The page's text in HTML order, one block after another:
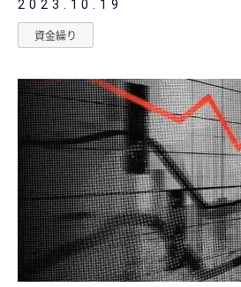
2023.10.19
資金繰り